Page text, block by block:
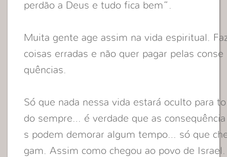
perdão a Deus e tudo fica bem”.
Muita gente age assim na vida espiritual.
coisas erradas e não quer pagar pelas conse
quências.
Só que nada nessa vida estará oculto para to
do sempre… é verdade que as consequência
s podem demorar algum tempo… só que
gam. Assim como chegou ao povo de Israel.